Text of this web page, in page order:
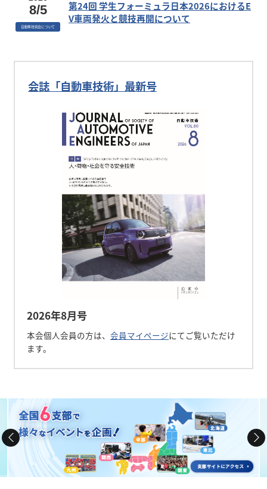
第24回 学生フォーミュラ日本2026におけるE
V車両発火と競技再開について
8/5
自動車技術会について
会誌「自動車技術」最新号
2026年8月号
本会個人会員の方は、 会員マイページにてご覧いただけ
ます。